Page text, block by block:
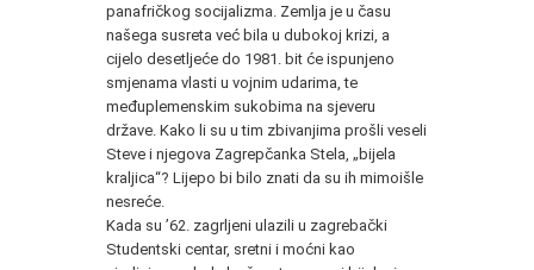
panafričkog socijalizma. Zemlja je u času
našega susreta već bila u dubokoj krizi, a
cijelo desetljeće do 1981. bit će ispunjeno
smjenama vlasti u vojnim udarima, te
međuplemenskim sukobima na sjeveru
države. Kako li su u tim zbivanjima prošli veseli
Steve i njegova Zagrepčanka Stela, „bijela
kraljica“? Lijepo bi bilo znati da su ih mimoišle
nesreće.
Kada su ʼ62. zagrljeni ulazili u zagrebački
Studentski centar, sretni i moćni kao